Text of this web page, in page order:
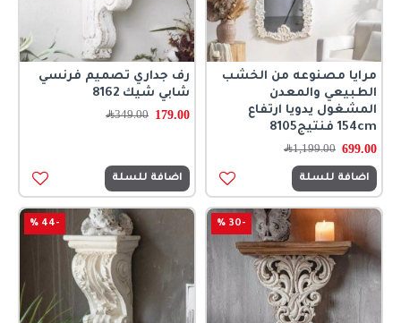
مرايا مصنوعه من الخشب
الطبيعي والمعدن
المشغول يدويا ارتفاع
154cm فنتيج8105
699.00
1,199.00﷼
اضافة للسلة
رف جداري تصميم فرنسي
شابي شيك 8162
179.00
349.00﷼
اضافة للسلة
-30 %
-44 %